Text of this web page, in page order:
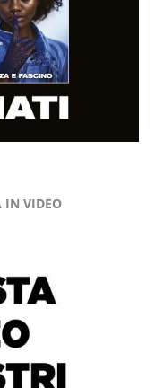
IN VIDEO